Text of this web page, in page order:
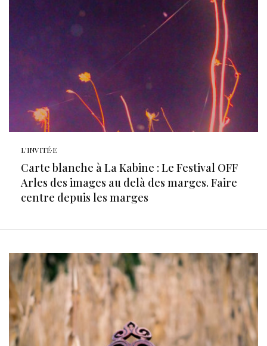
L'INVITÉ·E
Carte blanche à La Kabine : Le Festival OFF
Arles des images au delà des marges. Faire
centre depuis les marges